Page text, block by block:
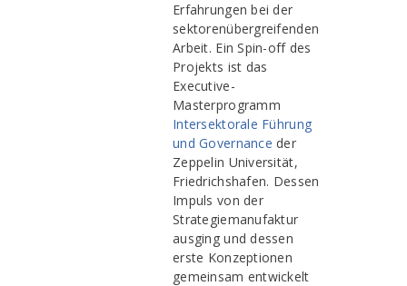
Erfahrungen bei der
sektorenübergreifenden
Arbeit. Ein Spin-off des
Projekts ist das
Executive-
Masterprogramm
Intersektorale Führung
und Governance der
Zeppelin Universität,
Friedrichshafen. Dessen
Impuls von der
Strategiemanufaktur
ausging und dessen
erste Konzeptionen
gemeinsam entwickelt